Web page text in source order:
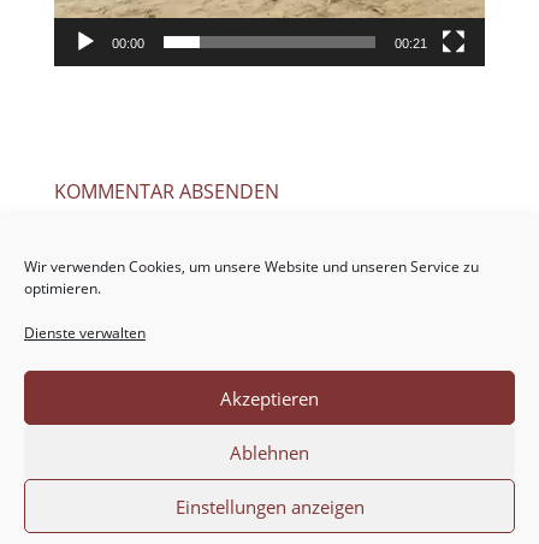
Wir verwenden Cookies, um unsere Website und unseren Service zu
optimieren.
Dienste verwalten
Akzeptieren
Ablehnen
Einstellungen anzeigen
00:00 00:21
KOMMENTAR ABSENDEN
Erforderliche Felder sind mit*markiert